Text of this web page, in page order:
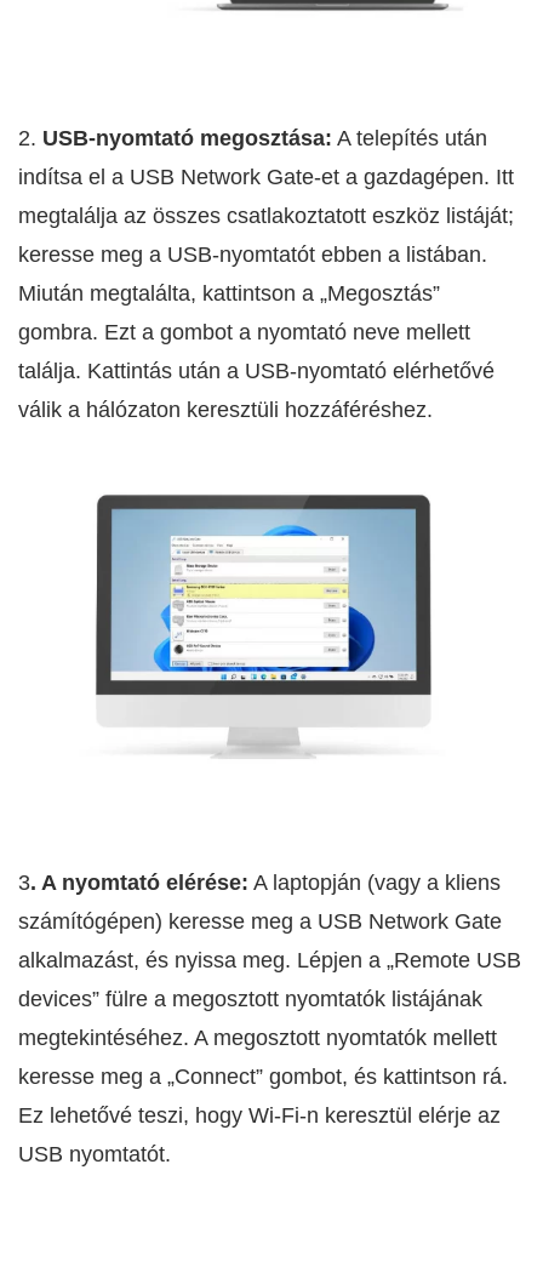
2. USB-nyomtató megosztása: A telepítés után
indítsa el a USB Network Gate-et a gazdagépen. Itt
megtalálja az összes csatlakoztatott eszköz listáját;
keresse meg a USB-nyomtatót ebben a listában.
Miután megtalálta, kattintson a „Megosztás”
gombra. Ezt a gombot a nyomtató neve mellett
találja. Kattintás után a USB-nyomtató elérhetővé
válik a hálózaton keresztüli hozzáféréshez.
3. A nyomtató elérése: A laptopján (vagy a kliens
számítógépen) keresse meg a USB Network Gate
alkalmazást, és nyissa meg. Lépjen a „Remote USB
devices” fülre a megosztott nyomtatók listájának
megtekintéséhez. A megosztott nyomtatók mellett
keresse meg a „Connect” gombot, és kattintson rá.
Ez lehetővé teszi, hogy Wi‑Fi-n keresztül elérje az
USB nyomtatót.